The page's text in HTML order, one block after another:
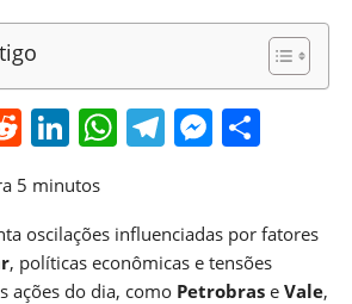
Reddit
LinkedIn
WhatsApp
Telegram
5 minutos
oscilações influenciadas por fatores
, políticas econômicas e tensões
ações do dia, como Petrobras e Vale,